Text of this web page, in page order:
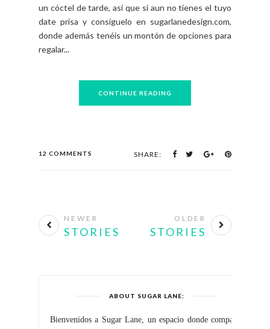
un cóctel de tarde, así que si aun no tienes el tuyo
date prisa y consíguelo en sugarlanedesign.com,
donde además tenéis un montón de opciones para
regalar...
CONTINUE READING
12 COMMENTS SHARE:
NEWER
STORIES
OLDER
STORIES
ABOUT SUGAR LANE:
Bienvenidos a Sugar Lane, un espacio donde comparto